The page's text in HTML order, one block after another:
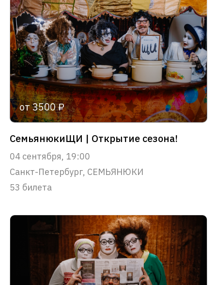
от 3500 ₽
СемьянюкиЩИ | Открытие сезона!
04 сентября, 19:00
Санкт-Петербург, СЕМЬЯНЮКИ
53 билета